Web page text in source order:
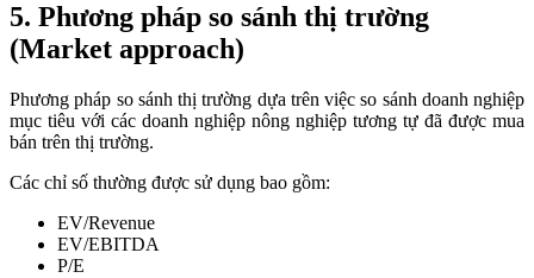
5. Phương pháp so sánh thị trường
(Market approach)
Phương pháp so sánh thị trường dựa trên việc so sánh doanh nghiệp
mục tiêu với các doanh nghiệp nông nghiệp tương tự đã được mua
bán trên thị trường.
Các chỉ số thường được sử dụng bao gồm:
EV/Revenue
EV/EBITDA
P/E